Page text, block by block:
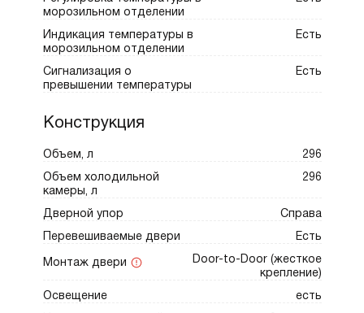
продлевающим их срок хранения.
Управление осуществляется через LED-
дисплей New icon с функцией WiFi,
позволяющей удаленно контролировать
адаптивный контроль температуры и
режимы: "Супер охлаждение", "Режим
очистки", "Режим вечеринки" и "Режим
Шаббат". Звуковая сигнализация
предупреждает об открытой двери или
неисправностях. В комплектацию также
RBR276DND1 — гармония
морозильном отделении
Индикация температуры в
морозильном отделении
Есть
Сигнализация о
превышении температуры
Есть
Конструкция
Объем, л 296
Объем холодильной
камеры, л
296
Дверной упор Справа
Перевешиваемые двери Есть
Монтаж двери
Door-to-Door (жесткое
крепление)
Освещение есть